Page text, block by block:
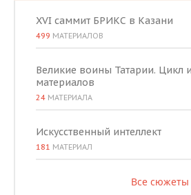
XVI саммит БРИКС в Казани
499 МАТЕРИАЛОВ
Великие воины Татарии. Цикл
материалов
24 МАТЕРИАЛА
Искусственный интеллект
181 МАТЕРИАЛ
Все сюжеты